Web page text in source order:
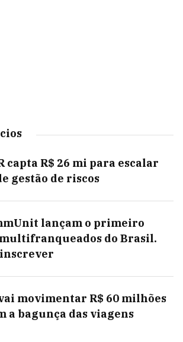
capta R$ 26 mi para escalar
gestão de riscos
lançam o primeiro
do Brasil.
inscrever
movimentar R$ 60 milhões
a bagunça das viagens